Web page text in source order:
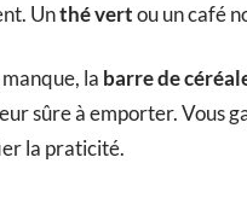
Unthé vertou un café
la barre de
sûre à emporter. Vous
la praticité.